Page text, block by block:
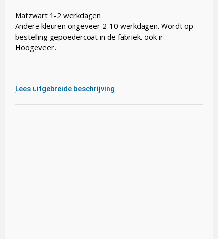
Matzwart 1-2 werkdagen
Andere kleuren ongeveer 2-10 werkdagen. Wordt op
bestelling gepoedercoat in de fabriek, ook in
Hoogeveen.
Lees uitgebreide beschrijving